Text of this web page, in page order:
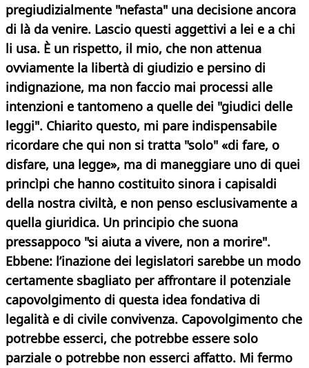
pregiudizialmente "nefasta" una decisione ancora
di là da venire. Lascio questi aggettivi a lei e a chi
li usa. È un rispetto, il mio, che non attenua
ovviamente la libertà di giudizio e persino di
indignazione, ma non faccio mai processi alle
intenzioni e tantomeno a quelle dei "giudici delle
leggi". Chiarito questo, mi pare indispensabile
ricordare che qui non si tratta "solo" «di fare, o
disfare, una legge», ma di maneggiare uno di quei
princìpi che hanno costituito sinora i capisaldi
della nostra civiltà, e non penso esclusivamente a
quella giuridica. Un principio che suona
pressappoco "si aiuta a vivere, non a morire".
Ebbene: l’inazione dei legislatori sarebbe un modo
certamente sbagliato per affrontare il potenziale
capovolgimento di questa idea fondativa di
legalità e di civile convivenza. Capovolgimento che
potrebbe esserci, che potrebbe essere solo
parziale o potrebbe non esserci affatto. Mi fermo